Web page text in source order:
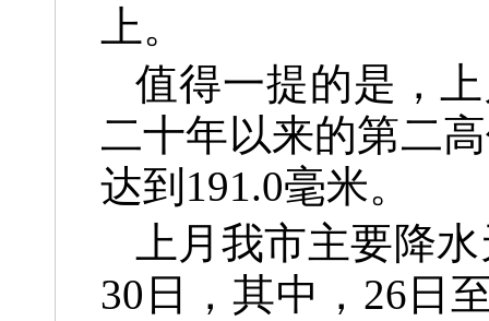
上。
值得一提的是，
二十年以来的第二
达到191.0毫米。
上月我市主要降
30日，其中，26日